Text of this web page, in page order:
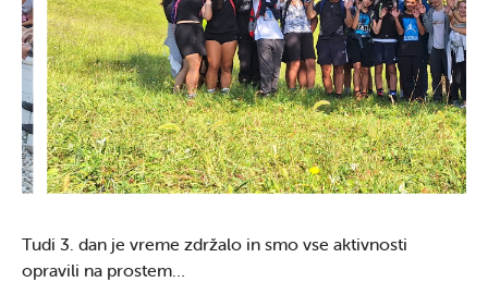
Tudi 3. dan je vreme zdržalo in smo vse aktivnosti
opravili na prostem…